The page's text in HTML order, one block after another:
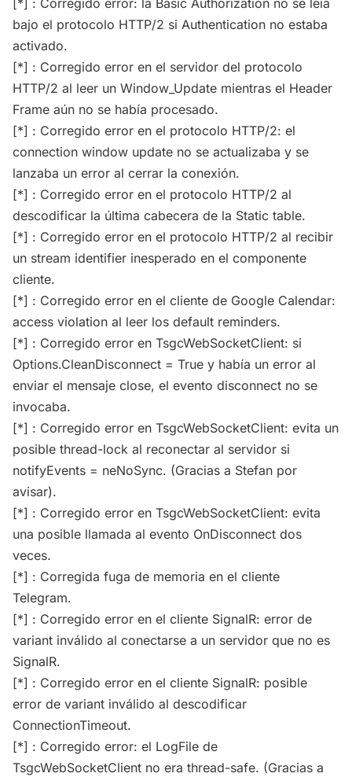
[*] : Corregido error: la Basic Authorization no se leía
bajo el protocolo HTTP/2 si Authentication no estaba
activado.
[*] : Corregido error en el servidor del protocolo
HTTP/2 al leer un Window_Update mientras el Header
Frame aún no se había procesado.
[*] : Corregido error en el protocolo HTTP/2: el
connection window update no se actualizaba y se
lanzaba un error al cerrar la conexión.
[*] : Corregido error en el protocolo HTTP/2 al
descodificar la última cabecera de la Static table.
[*] : Corregido error en el protocolo HTTP/2 al recibir
un stream identifier inesperado en el componente
cliente.
[*] : Corregido error en el cliente de Google Calendar:
access violation al leer los default reminders.
[*] : Corregido error en TsgcWebSocketClient: si
Options.CleanDisconnect = True y había un error al
enviar el mensaje close, el evento disconnect no se
invocaba.
[*] : Corregido error en TsgcWebSocketClient: evita un
posible thread-lock al reconectar al servidor si
notifyEvents = neNoSync. (Gracias a Stefan por
avisar).
[*] : Corregido error en TsgcWebSocketClient: evita
una posible llamada al evento OnDisconnect dos
veces.
[*] : Corregida fuga de memoria en el cliente
Telegram.
[*] : Corregido error en el cliente SignalR: error de
variant inválido al conectarse a un servidor que no es
SignalR.
[*] : Corregido error en el cliente SignalR: posible
error de variant inválido al descodificar
ConnectionTimeout.
[*] : Corregido error: el LogFile de
TsgcWebSocketClient no era thread-safe. (Gracias a